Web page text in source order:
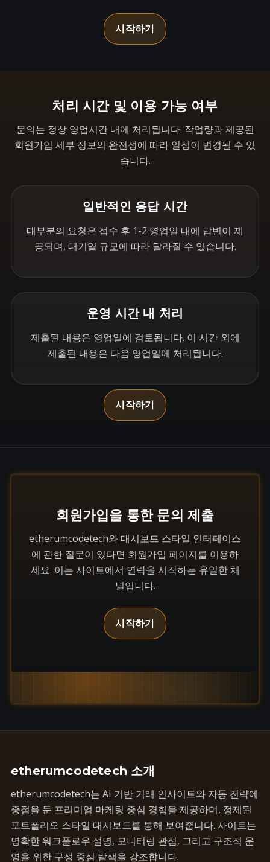
시작하기
처리 시간 및 이용 가능 여부
문의는 정상 영업시간 내에 처리됩니다. 작업량과 제공된
회원가입 세부 정보의 완전성에 따라 일정이 변경될 수 있
습니다.
일반적인 응답 시간
대부분의 요청은 접수 후 1-2 영업일 내에 답변이 제
공되며, 대기열 규모에 따라 달라질 수 있습니다.
운영 시간 내 처리
제출된 내용은 영업일에 검토됩니다. 이 시간 외에
제출된 내용은 다음 영업일에 처리됩니다.
시작하기
회원가입을 통한 문의 제출
etherumcodetech와 대시보드 스타일 인터페이스
에 관한 질문이 있다면 회원가입 페이지를 이용하
세요. 이는 사이트에서 연락을 시작하는 유일한 채
널입니다.
시작하기
etherumcodetech 소개
etherumcodetech는 AI 기반 거래 인사이트와 자동 전략에
중점을 둔 프리미엄 마케팅 중심 경험을 제공하며, 정제된
포트폴리오 스타일 대시보드를 통해 보여줍니다. 사이트는
명확한 워크플로우 설명, 모니터링 관점, 그리고 구조적 운
영을 위한 구성 중심 탐색을 강조합니다.